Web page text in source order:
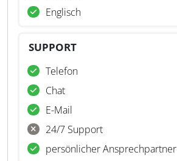
Englisch
SUPPORT
Telefon
Chat
E-Mail
24/7 Support
persönlicher Ansprechpartner